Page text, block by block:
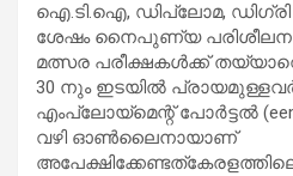
ഐ.ടി.ഐ, ഡിപ്ലോമ, ഡിഗ്രി
ശേഷം നൈപുണ്യ
മത്സര പരീക്ഷകൾക്ക്
30 നും ഇടയിൽ
എംപ്ലോയ്‌മെന്റ് പോർട്ടൽ
വഴി ഓൺലൈനായാണ്